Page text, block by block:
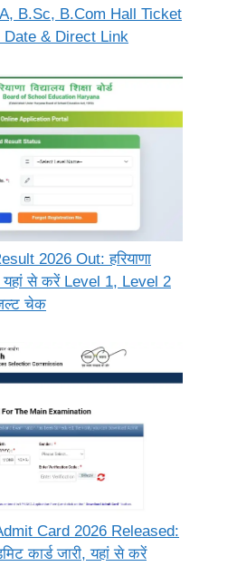
B.Sc, B.Com Hall Ticket
Date & Direct Link
2026 Out: हरियाणा
यहां से करें Level 1, Level 2
चेक
Card 2026 Released:
कार्ड जारी, यहां से करें